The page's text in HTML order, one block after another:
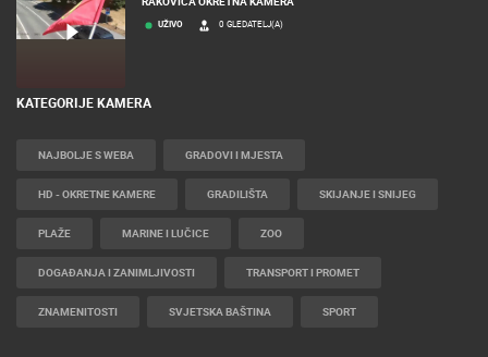
UŽIVO 0 GLEDATELJ(A)
KATEGORIJE KAMERA
NAJBOLJE S WEBA GRADOVI I MJESTA
HD - OKRETNE KAMERE GRADILIŠTA SKIJANJE I SNIJEG
PLAŽE MARINE I LUČICE ZOO
DOGAĐANJA I ZANIMLJIVOSTI TRANSPORT I PROMET
ZNAMENITOSTI SVJETSKA BAŠTINA SPORT